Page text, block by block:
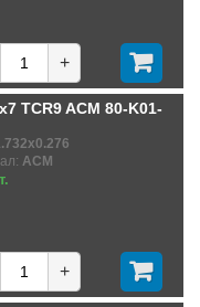
+
TCR9 ACM 80-K01-
ACM
+